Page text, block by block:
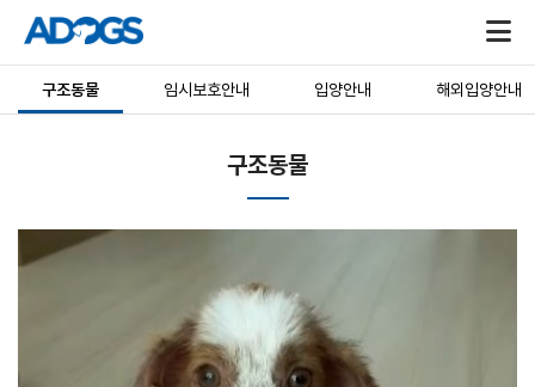
구조동물 임시보호안내 입양안내 해외입양안내
구조동물